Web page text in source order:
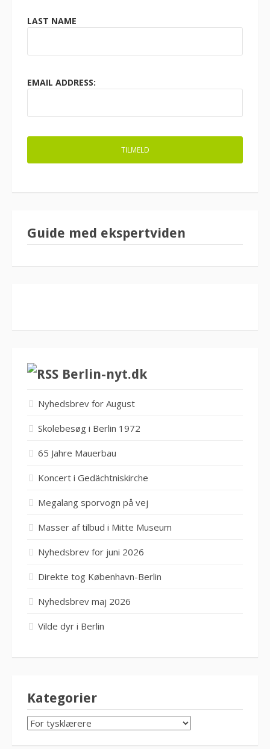
LAST NAME
EMAIL ADDRESS:
Guide med ekspertviden
Berlin-nyt.dk
Nyhedsbrev for August
Skolebesøg i Berlin 1972
65 Jahre Mauerbau
Koncert i Gedächtniskirche
Megalang sporvogn på vej
Masser af tilbud i Mitte Museum
Nyhedsbrev for juni 2026
Direkte tog København-Berlin
Nyhedsbrev maj 2026
Vilde dyr i Berlin
Kategorier
KATEGORIER